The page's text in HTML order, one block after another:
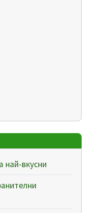
най-вкусни